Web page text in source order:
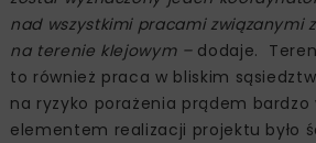
nad wszystkimi pracami związanymi
na terenie klejowym – dodaje.
to również praca w bliskim
na ryzyko porażenia prądem bardzo
elementem realizacji projektu było